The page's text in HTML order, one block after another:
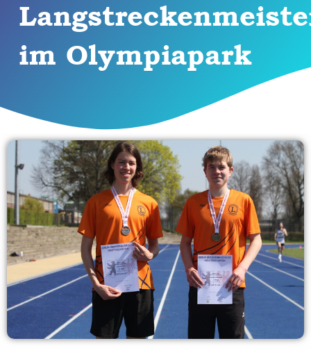
im Olympiapark